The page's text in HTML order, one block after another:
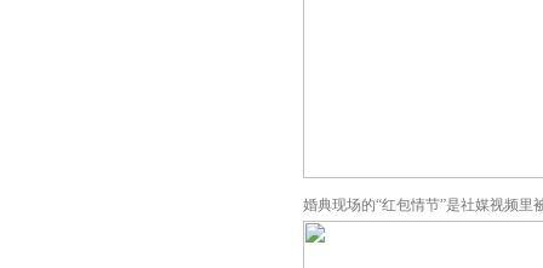
婚典现场的“红包情节”是社媒视频